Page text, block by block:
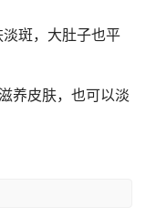
斑，大肚子也平
养皮肤，也可以淡